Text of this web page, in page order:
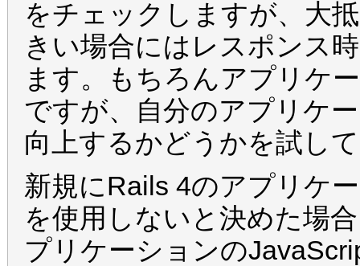
をチェックしますが、大
きい場合にはレスポンス
ます。もちろんアプリケ
ですが、自分のアプリケ
向上するかどうかを試し
新規にRails 4のアプリケ
を使用しないと決めた場
プリケーションの